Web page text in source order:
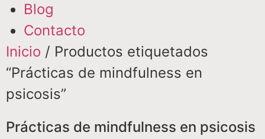
Blog
Contacto
Inicio / Productos etiquetados
“Prácticas de mindfulness en
psicosis”
Prácticas de mindfulness en psicosis